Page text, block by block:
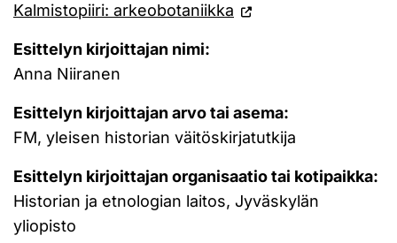
Kalmistopiiri: arkeobotaniikka
Esittelyn kirjoittajan nimi:
Anna Niiranen
Esittelyn kirjoittajan arvo tai asema:
FM, yleisen historian väitöskirjatutkija
Esittelyn kirjoittajan organisaatio tai kotipaikka:
Historian ja etnologian laitos, Jyväskylän
yliopisto